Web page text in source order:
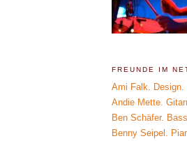
FREUNDE IM
Ami Falk. Design.
Andie Mette.
Ben Schäfer.
Benny Seipel.